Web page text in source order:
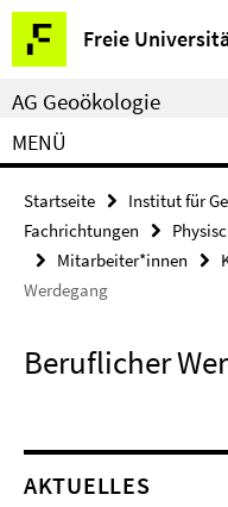
Springe
direkt
zu
Inhalt
Freie
Service-
Navigation
AG Geoökologie
MENÜ
Startseite
Institut für
Fachrichtungen
Mitarbeiter*innen
Werdegang
Beruflicher
AKTUELLES